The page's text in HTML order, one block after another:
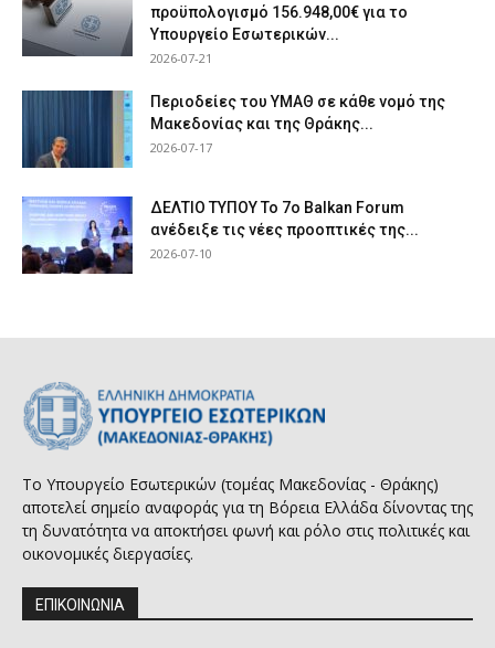
προϋπολογισμό 156.948,00€ για το
Υπουργείο Εσωτερικών...
2026-07-21
Περιοδείες του ΥΜΑΘ σε κάθε νομό της
Μακεδονίας και της Θράκης...
2026-07-17
ΔΕΛΤΙΟ ΤΥΠΟΥ Το 7ο Balkan Forum
ανέδειξε τις νέες προοπτικές της...
2026-07-10
Το Υπουργείο Εσωτερικών (τομέας Μακεδονίας - Θράκης)
αποτελεί σημείο αναφοράς για τη Βόρεια Ελλάδα δίνοντας της
τη δυνατότητα να αποκτήσει φωνή και ρόλο στις πολιτικές και
οικονομικές διεργασίες.
ΕΠΙΚΟΙΝΩΝΙΑ